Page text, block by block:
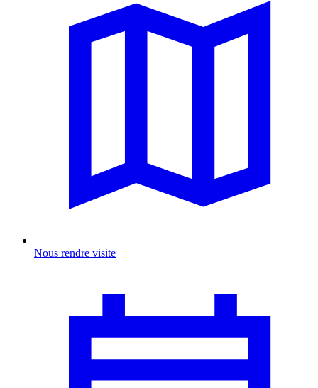
Nous rendre visite